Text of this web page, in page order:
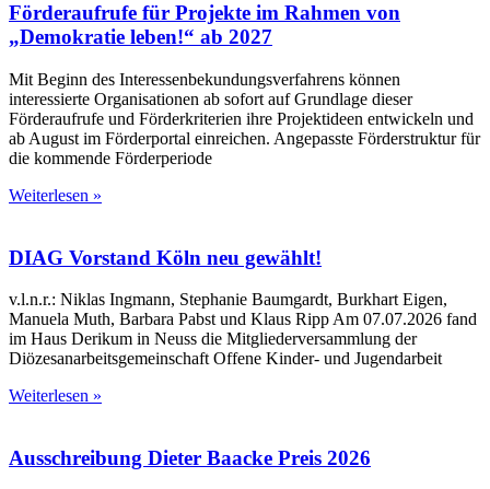
Förderaufrufe für Projekte im Rahmen von
„Demokratie leben!“ ab 2027
Mit Beginn des Interessenbekundungsverfahrens können
interessierte Organisationen ab sofort auf Grundlage dieser
Förderaufrufe und Förderkriterien ihre Projektideen entwickeln und
ab August im Förderportal einreichen. Angepasste Förderstruktur für
die kommende Förderperiode
Weiterlesen »
DIAG Vorstand Köln neu gewählt!
v.l.n.r.: Niklas Ingmann, Stephanie Baumgardt, Burkhart Eigen,
Manuela Muth, Barbara Pabst und Klaus Ripp Am 07.07.2026 fand
im Haus Derikum in Neuss die Mitgliederversammlung der
Diözesanarbeitsgemeinschaft Offene Kinder- und Jugendarbeit
Weiterlesen »
Ausschreibung Dieter Baacke Preis 2026